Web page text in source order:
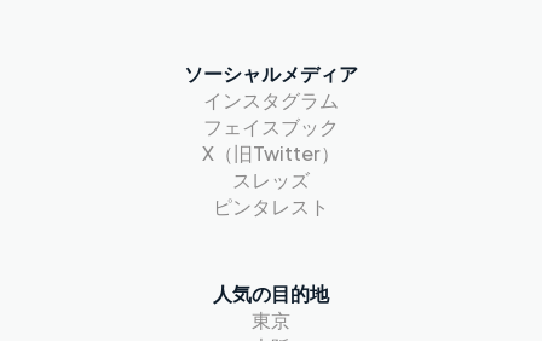
ソーシャルメディア
インスタグラム
フェイスブック
X（旧Twitter）
スレッズ
ピンタレスト
人気の目的地
東京